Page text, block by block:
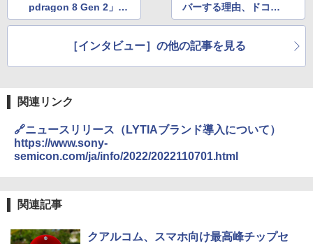
pdragon 8 Gen 2」の
魅力や世界情勢が与え
バーする理由、ドコモ
の「smartあんしん補
［インタビュー］の他の記事を見る
関連リンク
🔗ニュースリリース（LYTIAブランド導入について）
https://www.sony-
semicon.com/ja/info/2022/2022110701.html
関連記事
クアルコム、スマホ向け最高峰チップセ